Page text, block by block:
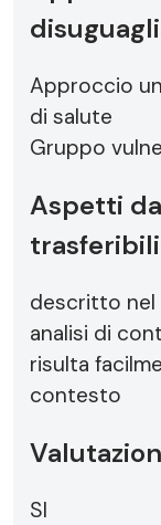
Approccio
di salute
Gruppo
Aspetti
descritto nel
analisi di
risulta
contesto
SI